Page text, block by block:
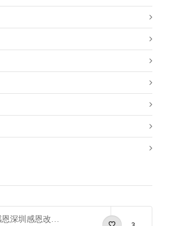
腾讯CEO马化腾感恩深圳感恩改革开放